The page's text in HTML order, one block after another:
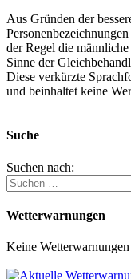
Aus Gründen der
der Regel die
Sinne der
Diese verkürzte
und beinhaltet keine
Suche
Suchen nach:
Wetterwarnungen
Keine